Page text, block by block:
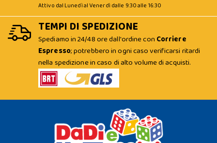
Attivo dal Lunedì al Venerdì dalle 9:30 alle 16:30
TEMPI DI SPEDIZIONE
Spediamo in 24/48 ore dall'ordine con Corriere
Espresso; potrebbero in ogni caso verificarsi ritardi
nella spedizione in caso di alto volume di acquisti.